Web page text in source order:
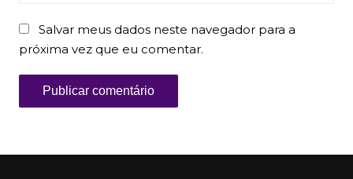
Salvar meus dados neste navegador para a
próxima vez que eu comentar.